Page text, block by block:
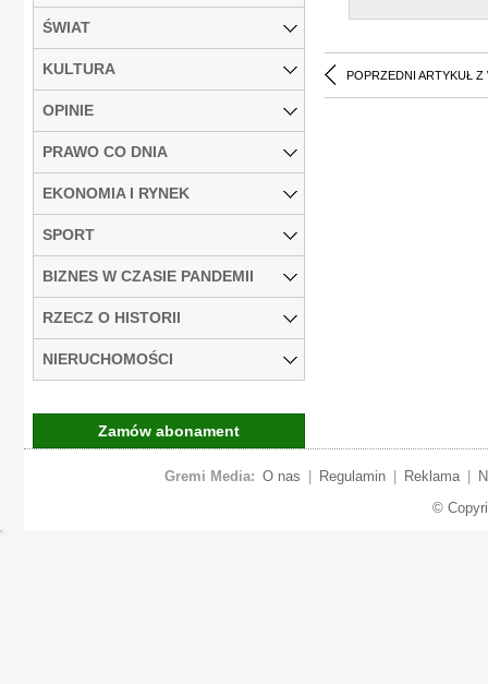
POPRZEDNI ARTYKUŁ Z
ŚWIAT
KULTURA
OPINIE
PRAWO CO DNIA
EKONOMIA I RYNEK
SPORT
BIZNES W CZASIE PANDEMII
RZECZ O HISTORII
NIERUCHOMOŚCI
Zamów abonament
Gremi Media: O nas Regulamin Reklama
©